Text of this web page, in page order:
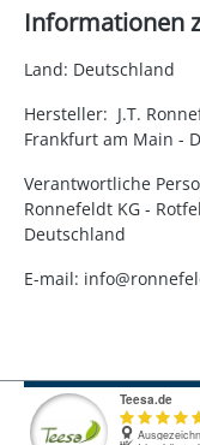
Informationen
Land: Deutschland
Hersteller: J.T.
Frankfurt am Main -
Verantwortliche
Ronnefeldt KG -
Deutschland
E-mail: